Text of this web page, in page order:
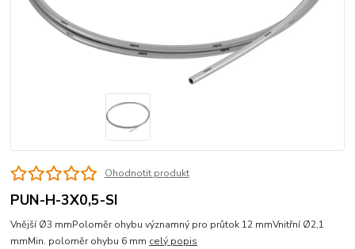
Ohodnotit produkt
PUN-H-3X0,5-SI
Vnější Ø3 mmPoloměr ohybu významný pro průtok 12 mmVnitřní Ø2,1
mmMin. poloměr ohybu 6 mm celý popis